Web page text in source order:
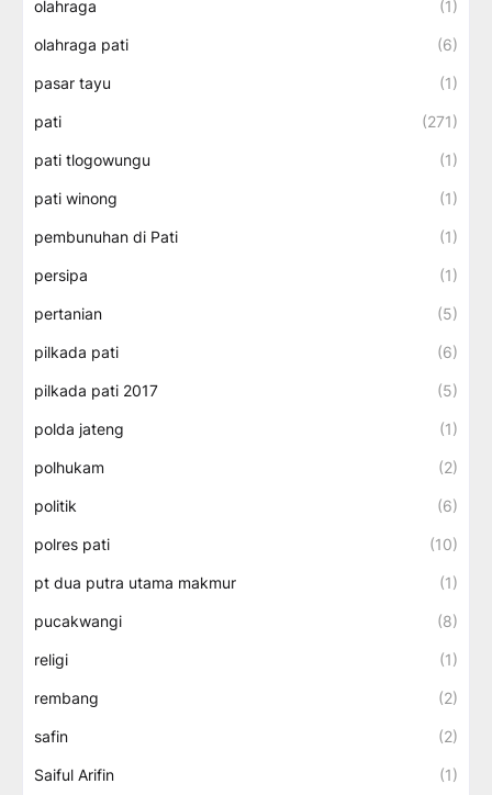
olahraga (1)
olahraga pati (6)
pasar tayu (1)
pati (271)
pati tlogowungu (1)
pati winong (1)
pembunuhan di Pati (1)
persipa (1)
pertanian (5)
pilkada pati (6)
pilkada pati 2017 (5)
polda jateng (1)
polhukam (2)
politik (6)
polres pati (10)
pt dua putra utama makmur (1)
pucakwangi (8)
religi (1)
rembang (2)
safin (2)
Saiful Arifin (1)